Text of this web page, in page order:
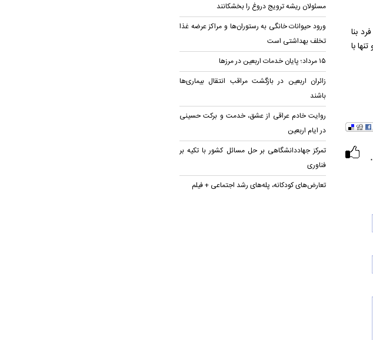
بنا
با
۰
مسئولان ریشه ترویج دروغ را بخشکانند
ورود حیوانات خانگی به رستوران‌ها و مراکز عرضه غذا
تخلف بهداشتی است
۱۵ مرداد؛ پایان خدمات اربعین در مرزها
زائران اربعین در بازگشت مراقب انتقال بیماری‌ها
باشند
روایت خادم عراقی از عشق، خدمت و برکت حسینی
در ایام اربعین
تمرکز جهاددانشگاهی بر حل مسائل کشور با تکیه بر
فناوری
تعارض‌های کودکانه، پله‌های رشد اجتماعی + فیلم